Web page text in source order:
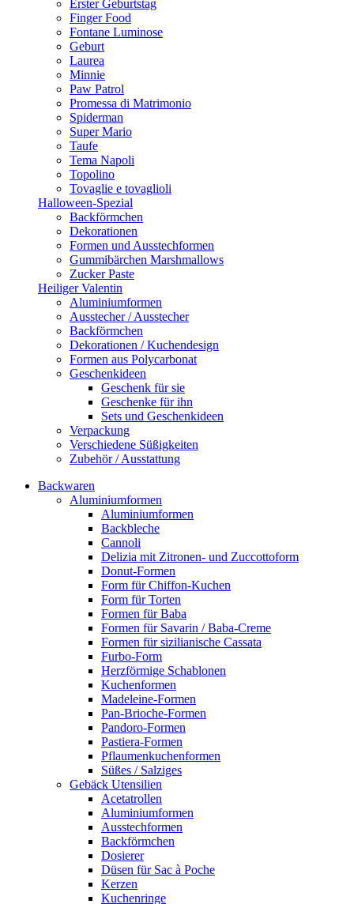
Erster Geburtstag
Finger Food
Fontane Luminose
Geburt
Laurea
Minnie
Paw Patrol
Promessa di Matrimonio
Spiderman
Super Mario
Taufe
Tema Napoli
Topolino
Tovaglie e tovaglioli
Halloween-Spezial
Backförmchen
Dekorationen
Formen und Ausstechformen
Gummibärchen Marshmallows
Zucker Paste
Heiliger Valentin
Aluminiumformen
Ausstecher / Ausstecher
Backförmchen
Dekorationen / Kuchendesign
Formen aus Polycarbonat
Geschenkideen
Geschenk für sie
Geschenke für ihn
Sets und Geschenkideen
Verpackung
Verschiedene Süßigkeiten
Zubehör / Ausstattung
Backwaren
Aluminiumformen
Aluminiumformen
Backbleche
Cannoli
Delizia mit Zitronen- und Zuccottoform
Donut-Formen
Form für Chiffon-Kuchen
Form für Torten
Formen für Baba
Formen für Savarin / Baba-Creme
Formen für sizilianische Cassata
Furbo-Form
Herzförmige Schablonen
Kuchenformen
Madeleine-Formen
Pan-Brioche-Formen
Pandoro-Formen
Pastiera-Formen
Pflaumenkuchenformen
Süßes / Salziges
Gebäck Utensilien
Acetatrollen
Aluminiumformen
Ausstechformen
Backförmchen
Dosierer
Düsen für Sac à Poche
Kerzen
Kuchenringe